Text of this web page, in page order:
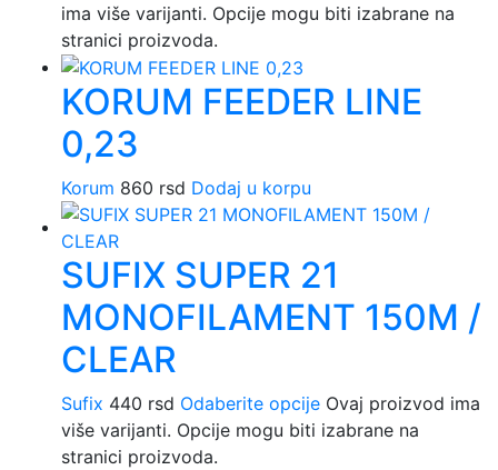
ima više varijanti. Opcije mogu biti izabrane na
stranici proizvoda.
KORUM FEEDER LINE
0,23
Korum 860 rsd Dodaj u korpu
SUFIX SUPER 21
MONOFILAMENT 150M /
CLEAR
Sufix 440 rsd Odaberite opcije Ovaj proizvod ima
više varijanti. Opcije mogu biti izabrane na
stranici proizvoda.